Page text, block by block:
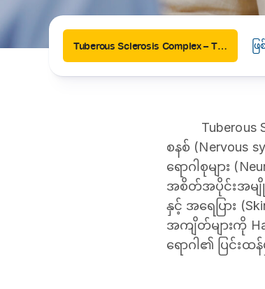
Tuberous Sclerosis Complex – TSC (ကင်ဆာမဟုတ်သော အကျိတ်ငယ်များ ဖြစ်ပေါ်စေသည့် မျိုးဗီဇဆိုင်ရာရောဂါ) ဖ
စနစ် (Nervous
ရောဂါစုများ
အစိတ်အပိုင်းအမျိုး
နှင့် အရေပြား
အကျိတ်များကို
ရောဂါ၏ ပြင်း